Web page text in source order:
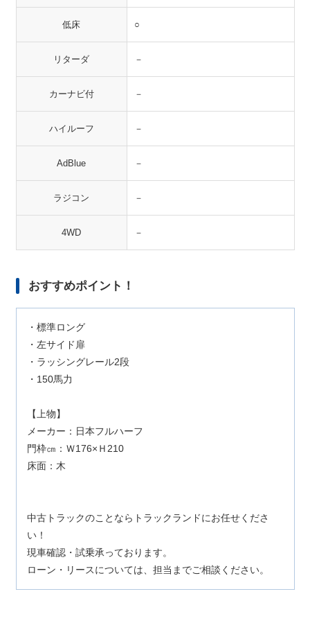
低床 ○
リターダ －
カーナビ付 －
ハイルーフ －
AdBlue －
ラジコン －
4WD －
おすすめポイント！
・標準ロング
・左サイド扉
・ラッシングレール2段
・150馬力
【上物】
メーカー：日本フルハーフ
門枠㎝：Ｗ176×Ｈ210
床面：木
中古トラックのことならトラックランドにお任せくださ
い！
現車確認・試乗承っております。
ローン・リースについては、担当までご相談ください。